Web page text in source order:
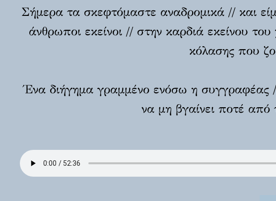
Σήμερα τα σκεφτόμαστε αναδρομικά // και
άνθρωποι εκείνοι // στην καρδιά εκείνου
κόλασης που
Ένα διήγημα γραμμένο ενόσω η συγγραφέας
να μη βγαίνει ποτέ από